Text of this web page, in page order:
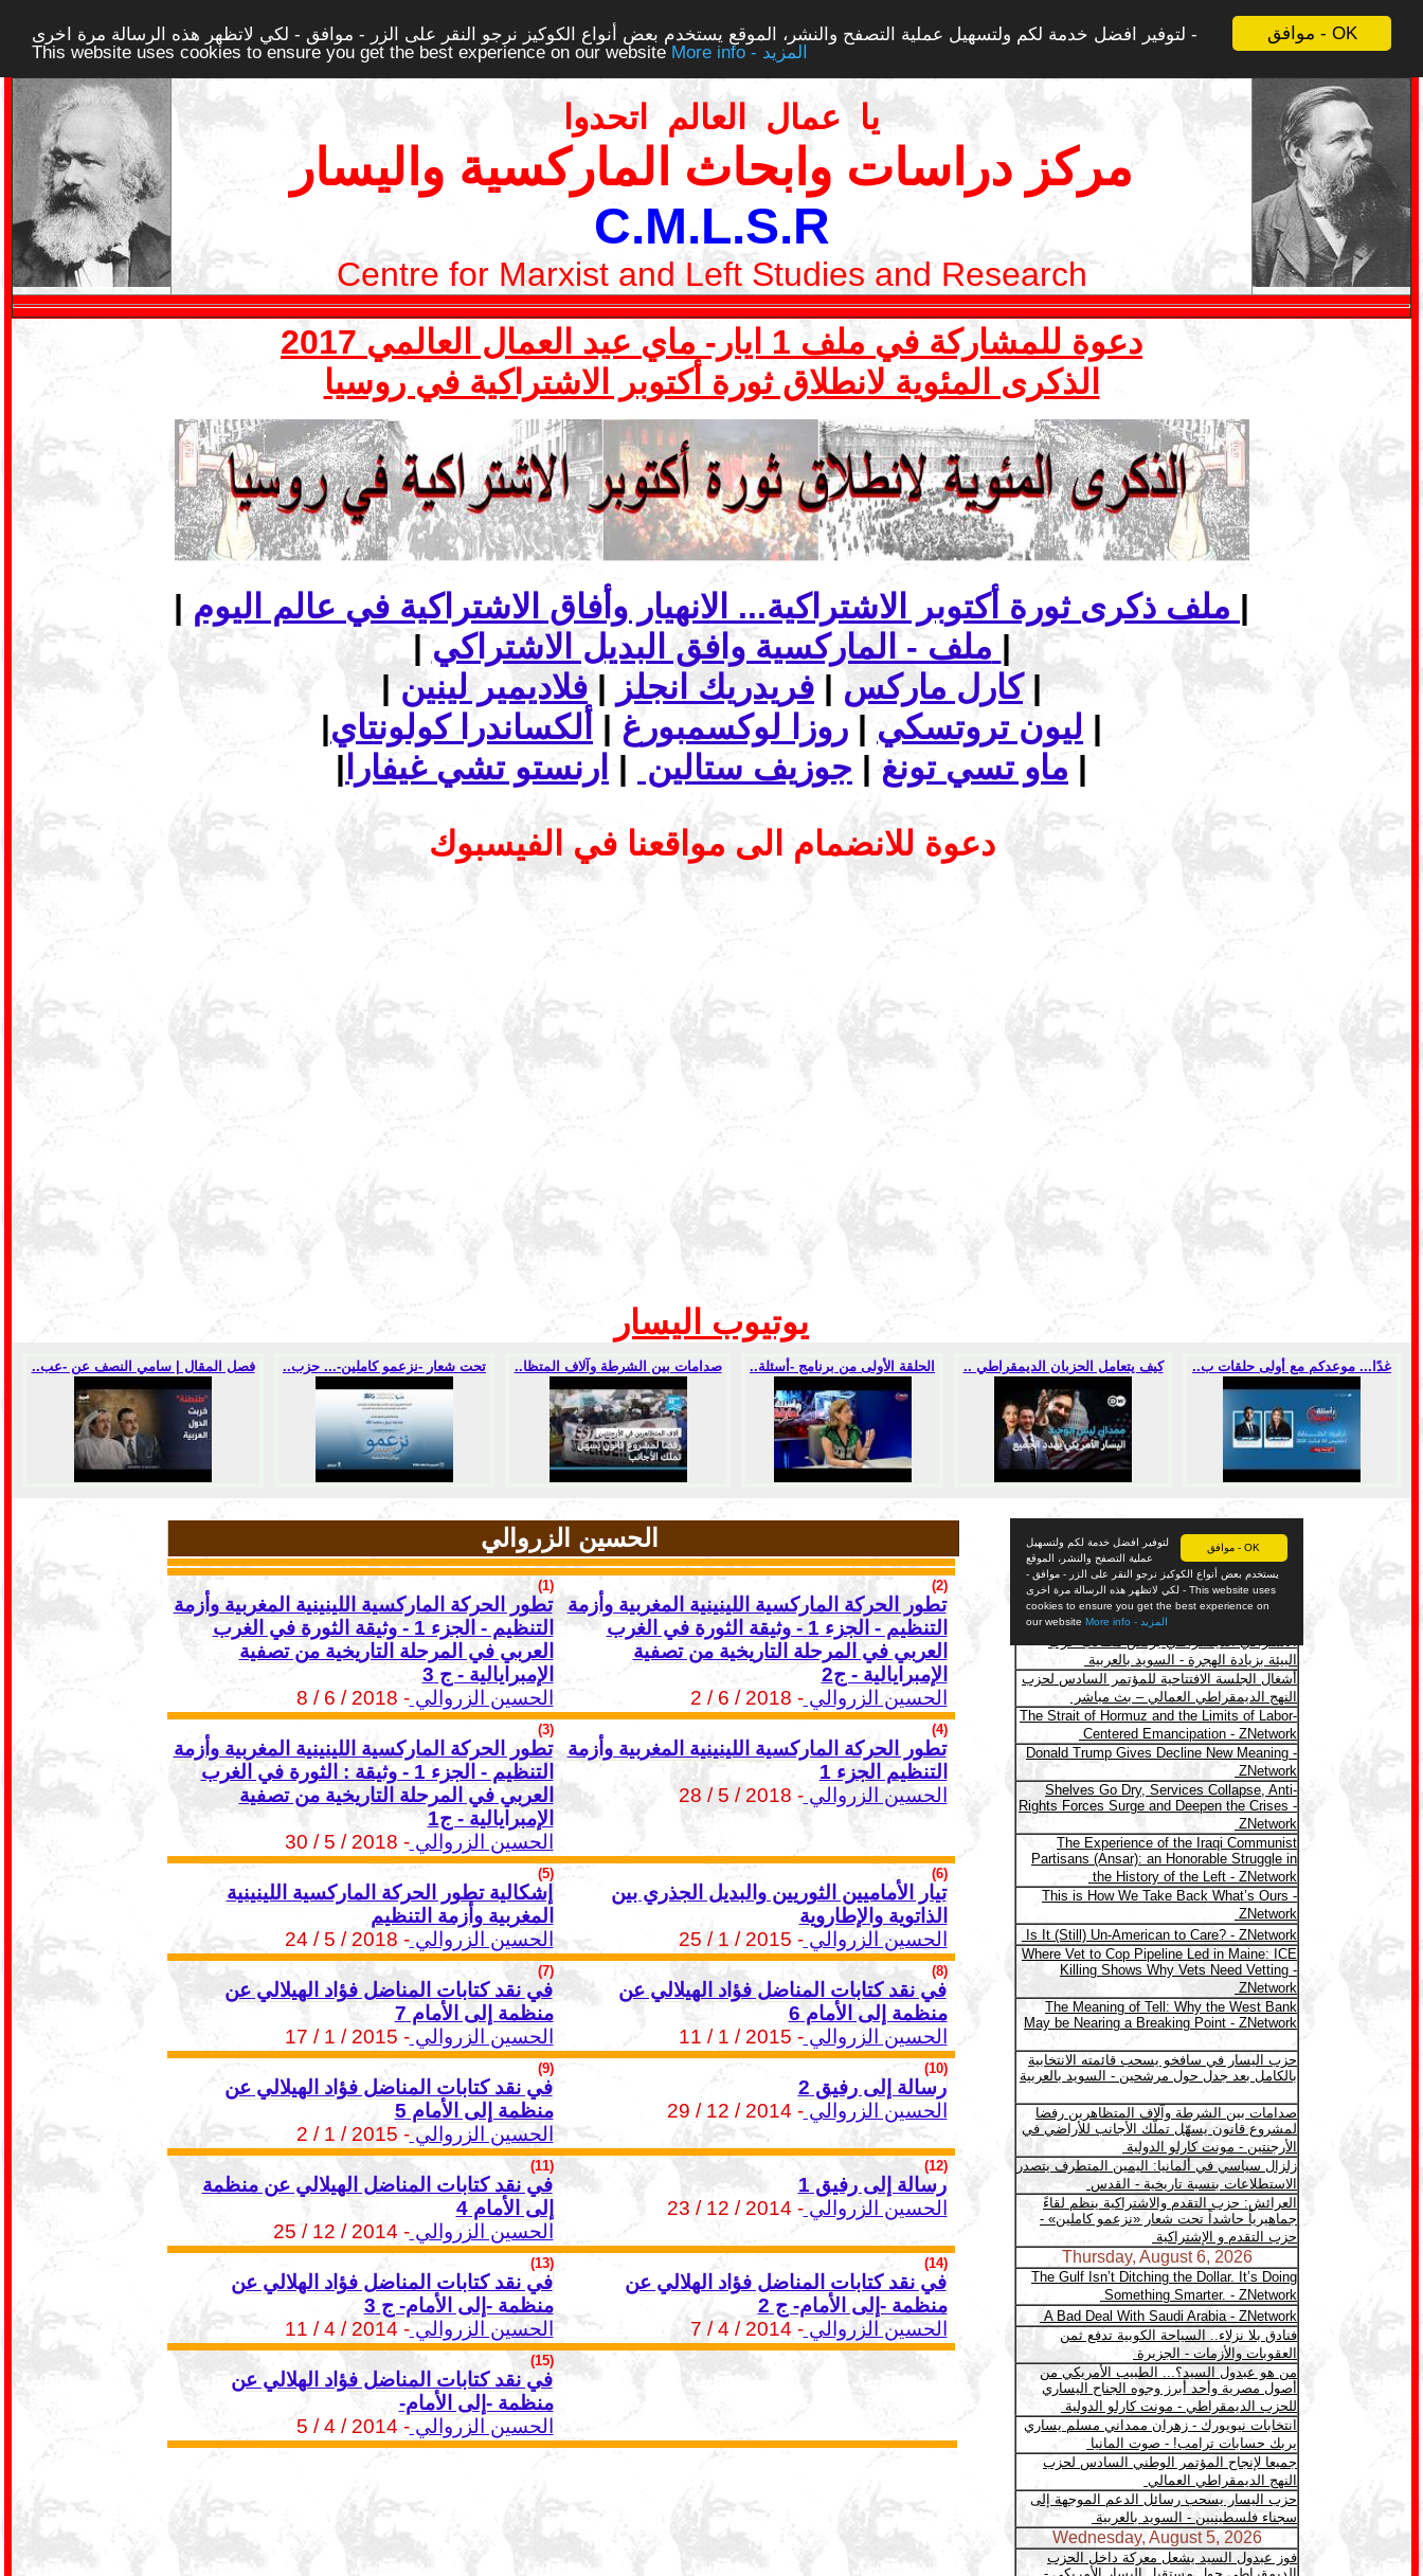
موافق - OK
لتوفير افضل خدمة لكم ولتسهيل عملية التصفح والنشر، الموقع يستخدم بعض أنواع الكوكيز نرجو النقر على الزر - موافق - لكي لاتظهر هذه الرسالة مرة اخرى -
This website uses cookies to ensure you get the best experience on our website
More info - المزيد
يا عمال العالم اتحدوا
مركز دراسات وابحاث الماركسية واليسار
C.M.L.S.R
Centre for Marxist and Left Studies and Research
دعوة للمشاركة في ملف 1 ايار- ماي عيد العمال العالمي 2017
الذكرى المئوية لانطلاق ثورة أكتوبر الاشتراكية في روسيا
|
|
|
|
|
كارل ماركس | فريدريك انجلز |فلاديمير لينين
|
|
ليون تروتسكي | روزا لوكسمبورغ | ألكساندرا كولونتاي
|
|
ماو تسي تونغ | جوزيف ستالين | ارنستو تشي غيفارا
|
دعوة للانضمام الى مواقعنا في الفيسبوك
يوتيوب اليسار
فصل المقال | سامي النصف عن -عب.. تحت شعار -نزعمو كاملين-... حزب.. صدامات بين الشرطة وآلاف المتظا.. الحلقة الأولى من برنامج -أسئلة.. كيف يتعامل الحزبان الديمقراطي .. غدًا... موعدكم مع أولى حلقات ب..
الحسين الزروالي
(1)
تطور الحركة الماركسية اللينينية المغربية وأزمة
التنظيم - الجزء 1 - وثيقة الثورة في الغرب
العربي في المرحلة التاريخية من تصفية
الإمبرايالية - ج 3
الحسين الزروالي- 2018 / 6 / 8
(2)
تطور الحركة الماركسية اللينينية المغربية وأزمة
التنظيم - الجزء 1 - وثيقة الثورة في الغرب
العربي في المرحلة التاريخية من تصفية
الإمبرايالية - ج2
الحسين الزروالي- 2018 / 6 / 2
(3)
تطور الحركة الماركسية اللينينية المغربية وأزمة
التنظيم - الجزء 1 - وثيقة : الثورة في الغرب
العربي في المرحلة التاريخية من تصفية
الإمبرايالية - ج1
الحسين الزروالي- 2018 / 5 / 30
(4)
تطور الحركة الماركسية اللينينية المغربية وأزمة
التنظيم الجزء 1
الحسين الزروالي- 2018 / 5 / 28
(5)
إشكالية تطور الحركة الماركسية اللينينية
المغربية وأزمة التنظيم
الحسين الزروالي- 2018 / 5 / 24
(6)
تيار الأماميين الثوريين والبديل الجذري بين
الذاتوية والإطاروية
الحسين الزروالي- 2015 / 1 / 25
(7)
في نقد كتابات المناضل فؤاد الهيلالي عن
منظمة إلى الأمام 7
الحسين الزروالي- 2015 / 1 / 17
(8)
في نقد كتابات المناضل فؤاد الهيلالي عن
منظمة إلى الأمام 6
الحسين الزروالي- 2015 / 1 / 11
(9)
في نقد كتابات المناضل فؤاد الهيلالي عن
منظمة إلى الأمام 5
الحسين الزروالي- 2015 / 1 / 2
(10)
رسالة إلى رفيق 2
الحسين الزروالي- 2014 / 12 / 29
(11)
في نقد كتابات المناضل الهيلالي عن منظمة
إلى الأمام 4
الحسين الزروالي- 2014 / 12 / 25
(12)
رسالة إلى رفيق 1
الحسين الزروالي- 2014 / 12 / 23
(13)
في نقد كتابات المناضل فؤاد الهلالي عن
منظمة -إلى الأمام- ج 3
الحسين الزروالي- 2014 / 4 / 11
(14)
في نقد كتابات المناضل فؤاد الهلالي عن
منظمة -إلى الأمام- ج 2
الحسين الزروالي- 2014 / 4 / 7
(15)
في نقد كتابات المناضل فؤاد الهلالي عن
منظمة -إلى الأمام-
الحسين الزروالي- 2014 / 4 / 5